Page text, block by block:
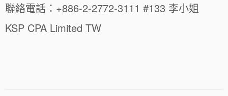
聯絡電話：+886-2-2772-3111 #133 李小姐
KSP CPA Limited TW